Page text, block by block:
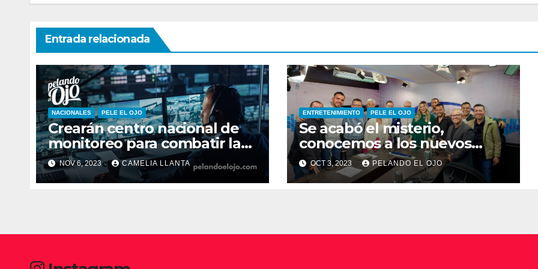
Entrada relacionada
NACIONALES PELE EL OJO
Crearán centro nacional de
monitoreo para combatir la
inseguridad
NOV 6, 2023 CAMELIA LLANTA
ENTRETENIMIENTO PELE EL OJO
Se acabó el misterio,
conocemos a los nuevos
integrantes de Pelando el
Ojo
OCT 3, 2023 PELANDO EL OJO